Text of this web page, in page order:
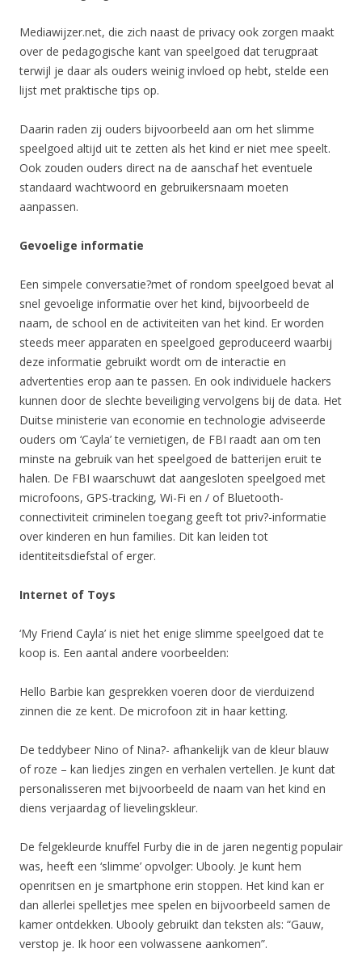
Mediawijzer.net, die zich naast de privacy ook zorgen maakt
over de pedagogische kant van speelgoed dat terugpraat
terwijl je daar als ouders weinig invloed op hebt, stelde een
lijst met praktische tips op.
Daarin raden zij ouders bijvoorbeeld aan om het slimme
speelgoed altijd uit te zetten als het kind er niet mee speelt.
Ook zouden ouders direct na de aanschaf het eventuele
standaard wachtwoord en gebruikersnaam moeten
aanpassen.
Gevoelige informatie
Een simpele conversatie?met of rondom speelgoed bevat al
snel gevoelige informatie over het kind, bijvoorbeeld de
naam, de school en de activiteiten van het kind. Er worden
steeds meer apparaten en speelgoed geproduceerd waarbij
deze informatie gebruikt wordt om de interactie en
advertenties erop aan te passen. En ook individuele hackers
kunnen door de slechte beveiliging vervolgens bij de data. Het
Duitse ministerie van economie en technologie adviseerde
ouders om ‘Cayla’ te vernietigen, de FBI raadt aan om ten
minste na gebruik van het speelgoed de batterijen eruit te
halen. De FBI waarschuwt dat aangesloten speelgoed met
microfoons, GPS-tracking, Wi-Fi en / of Bluetooth-
connectiviteit criminelen toegang geeft tot priv?-informatie
over kinderen en hun families. Dit kan leiden tot
identiteitsdiefstal of erger.
Internet of Toys
‘My Friend Cayla’ is niet het enige slimme speelgoed dat te
koop is. Een aantal andere voorbeelden:
Hello Barbie kan gesprekken voeren door de vierduizend
zinnen die ze kent. De microfoon zit in haar ketting.
De teddybeer Nino of Nina?- afhankelijk van de kleur blauw
of roze – kan liedjes zingen en verhalen vertellen. Je kunt dat
personalisseren met bijvoorbeeld de naam van het kind en
diens verjaardag of lievelingskleur.
De felgekleurde knuffel Furby die in de jaren negentig populair
was, heeft een ‘slimme’ opvolger: Ubooly. Je kunt hem
openritsen en je smartphone erin stoppen. Het kind kan er
dan allerlei spelletjes mee spelen en bijvoorbeeld samen de
kamer ontdekken. Ubooly gebruikt dan teksten als: “Gauw,
verstop je. Ik hoor een volwassene aankomen”.